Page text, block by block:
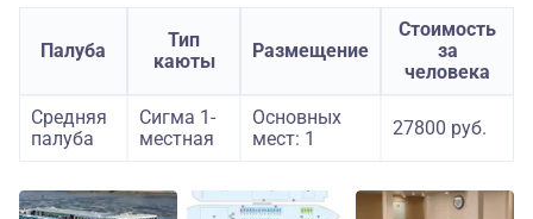
Палуба
Тип
каюты
Размещение
Стоимость
за
человека
Средняя
палуба
Сигма 1-
местная
Основных
мест: 1
27800 руб.